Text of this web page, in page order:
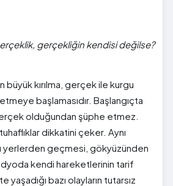
gerçekliğin kendisi değilse?
büyük kırılma, gerçek ile kurgu
başlamasıdır. Başlangıçta
olduğundan şüphe etmez.
dikkatini çeker. Aynı
yerlerden geçmesi, gökyüzünden
kendi hareketlerinin tarif
bazı olayların tutarsız